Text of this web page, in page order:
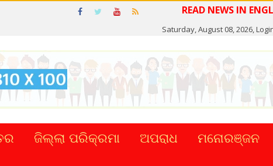
READ
Saturday, August 08, 2026,
ଜିଲ୍ଲା ପରିକ୍ରମା ଅପରାଧ ମନୋରଞ୍ଜନ